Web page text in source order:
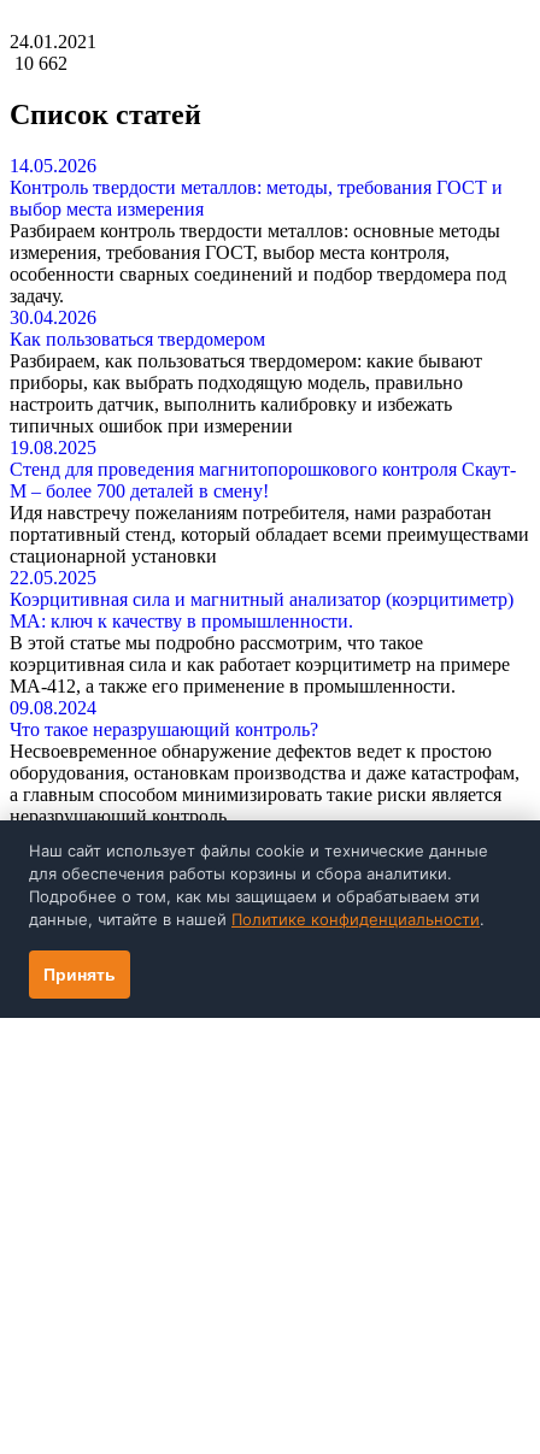
24.01.2021
10 662
Список статей
14.05.2026
Контроль твердости металлов: методы, требования ГОСТ и
выбор места измерения
Разбираем контроль твердости металлов: основные методы
измерения, требования ГОСТ, выбор места контроля,
особенности сварных соединений и подбор твердомера под
задачу.
30.04.2026
Как пользоваться твердомером
Разбираем, как пользоваться твердомером: какие бывают
приборы, как выбрать подходящую модель, правильно
настроить датчик, выполнить калибровку и избежать
типичных ошибок при измерении
19.08.2025
Стенд для проведения магнитопорошкового контроля Скаут-
М – более 700 деталей в смену!
Идя навстречу пожеланиям потребителя, нами разработан
портативный стенд, который обладает всеми преимуществами
стационарной установки
22.05.2025
Коэрцитивная сила и магнитный анализатор (коэрцитиметр)
МА: ключ к качеству в промышленности.
В этой статье мы подробно рассмотрим, что такое
коэрцитивная сила и как работает коэрцитиметр на примере
МА-412, а также его применение в промышленности.
09.08.2024
Что такое неразрушающий контроль?
Несвоевременное обнаружение дефектов ведет к простою
оборудования, остановкам производства и даже катастрофам,
а главным способом минимизировать такие риски является
неразрушающий контроль
Каталог
Поверка и калибровка
Видео
Компания
О нас
Наш сайт использует файлы cookie и технические данные
для обеспечения работы корзины и сбора аналитики.
Подробнее о том, как мы защищаем и обрабатываем эти
данные, читайте в нашей Политике конфиденциальности.
Принять